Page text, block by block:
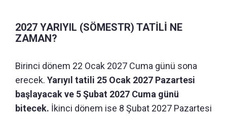
2027 YARIYIL (SÖMESTR) TATİLİ NE
ZAMAN?
Birinci dönem 22 Ocak 2027 Cuma günü sona
erecek. Yarıyıl tatili 25 Ocak 2027 Pazartesi
başlayacak ve 5 Şubat 2027 Cuma günü
bitecek. İkinci dönem ise 8 Şubat 2027 Pazartesi